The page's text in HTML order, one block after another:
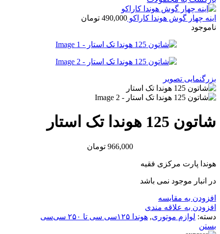
اینه چهار گوش هوندا کاراکو 490,000 تومان
ناموجود
بزرگنمایی تصویر
شاتون 125 هوندا تک استار
966,000 تومان
هوندا پارت مرکزی فقیه
در انبار موجود نمی باشد
افزودن به مقایسه
افزودن به علاقه مندی
دسته: لوازم موتوری, هوندا ۱۲۵سی سی تا ۲۵۰ سی‌سی
بستن